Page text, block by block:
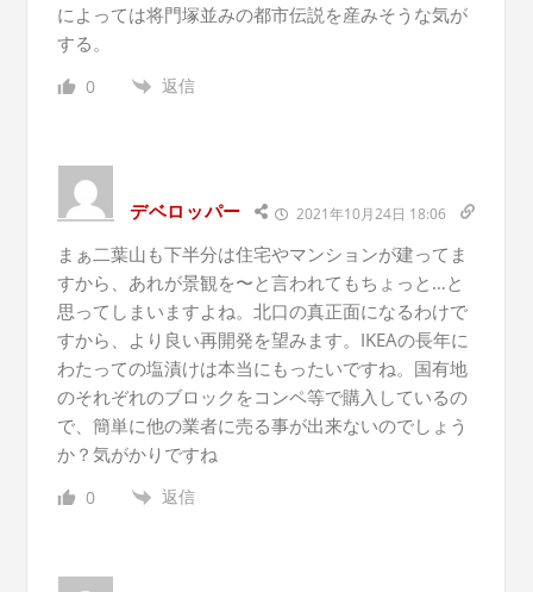
によっては将門塚並みの都市伝説を産みそうな気が
する。
0 返信
デベロッパー 2021年10月24日 18:06
まぁ二葉山も下半分は住宅やマンションが建ってま
すから、あれが景観を〜と言われてもちょっと…と
思ってしまいますよね。北口の真正面になるわけで
すから、より良い再開発を望みます。IKEAの長年に
わたっての塩漬けは本当にもったいですね。国有地
のそれぞれのブロックをコンペ等で購入しているの
で、簡単に他の業者に売る事が出来ないのでしょう
か？気がかりですね
0 返信